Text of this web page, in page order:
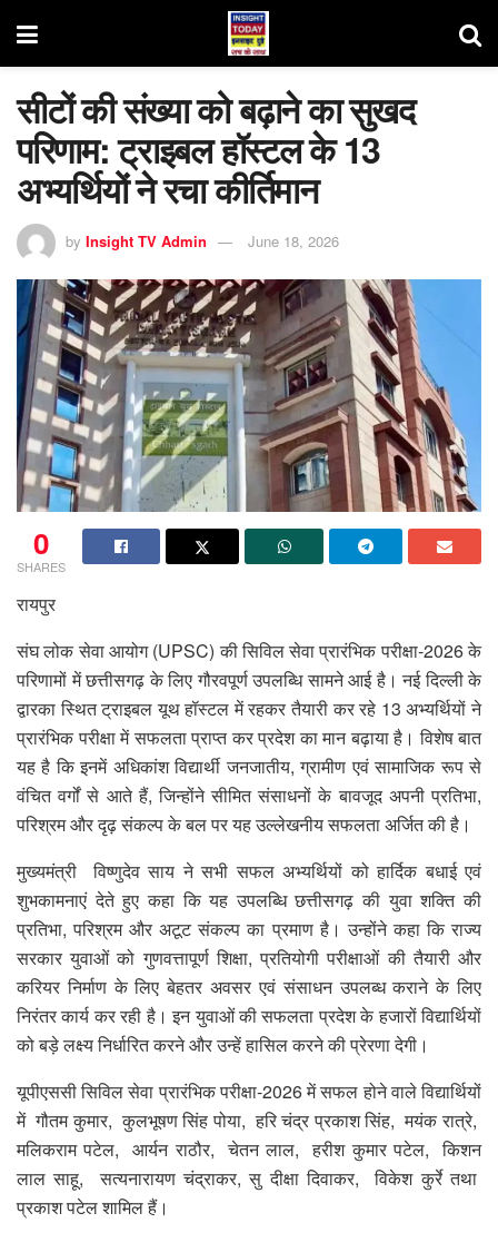
सीटों की संख्या को बढ़ाने का सुखद
परिणाम: ट्राइबल हॉस्टल के 13
अभ्यर्थियों ने रचा कीर्तिमान
by Insight TV Admin June 18, 2026
0
SHARES
रायपुर
संघ लोक सेवा आयोग (UPSC) की सिविल सेवा प्रारंभिक परीक्षा-2026 के
परिणामों में छत्तीसगढ़ के लिए गौरवपूर्ण उपलब्धि सामने आई है। नई दिल्ली के
द्वारका स्थित ट्राइबल यूथ हॉस्टल में रहकर तैयारी कर रहे 13 अभ्यर्थियों ने
प्रारंभिक परीक्षा में सफलता प्राप्त कर प्रदेश का मान बढ़ाया है। विशेष बात
यह है कि इनमें अधिकांश विद्यार्थी जनजातीय, ग्रामीण एवं सामाजिक रूप से
वंचित वर्गों से आते हैं, जिन्होंने सीमित संसाधनों के बावजूद अपनी प्रतिभा,
परिश्रम और दृढ़ संकल्प के बल पर यह उल्लेखनीय सफलता अर्जित की है।
मुख्यमंत्री विष्णुदेव साय ने सभी सफल अभ्यर्थियों को हार्दिक बधाई एवं
शुभकामनाएं देते हुए कहा कि यह उपलब्धि छत्तीसगढ़ की युवा शक्ति की
प्रतिभा, परिश्रम और अटूट संकल्प का प्रमाण है। उन्होंने कहा कि राज्य
सरकार युवाओं को गुणवत्तापूर्ण शिक्षा, प्रतियोगी परीक्षाओं की तैयारी और
करियर निर्माण के लिए बेहतर अवसर एवं संसाधन उपलब्ध कराने के लिए
निरंतर कार्य कर रही है। इन युवाओं की सफलता प्रदेश के हजारों विद्यार्थियों
को बड़े लक्ष्य निर्धारित करने और उन्हें हासिल करने की प्रेरणा देगी।
यूपीएससी सिविल सेवा प्रारंभिक परीक्षा-2026 में सफल होने वाले विद्यार्थियों
में गौतम कुमार, कुलभूषण सिंह पोया, हरि चंद्र प्रकाश सिंह, मयंक रात्रे,
मलिकराम पटेल, आर्यन राठौर, चेतन लाल, हरीश कुमार पटेल, किशन
लाल साहू, सत्यनारायण चंद्राकर, सु दीक्षा दिवाकर, विकेश कुर्रे तथा
प्रकाश पटेल शामिल हैं।